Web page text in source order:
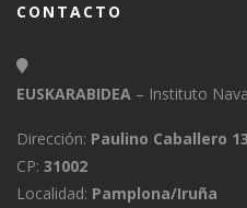
CONTACTO
EUSKARABIDEA – Instituto
Dirección: Paulino Caballero 13
CP: 31002
Localidad: Pamplona/Iruña